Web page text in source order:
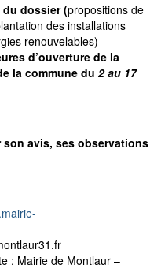
dossier (propositions de
des installations
renouvelables)
d’ouverture de la
la commune du 2 au 17
avis, ses observations
: Mairie de Montlaur –